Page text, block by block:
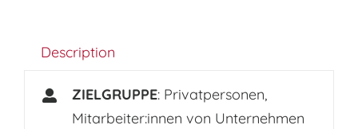
Description
ZIELGRUPPE: Privatpersonen,
Mitarbeiter:innen von Unternehmen